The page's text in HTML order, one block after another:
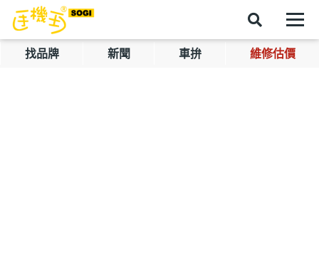
找品牌 新聞 車拚 維修估價